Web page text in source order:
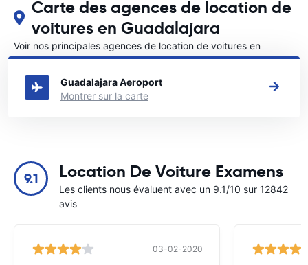
Carte des agences de location de
voitures en Guadalajara
Voir nos principales agences de location de voitures en
Guadalajara
Guadalajara Aeroport
Montrer sur la carte
9.1 Location De Voiture Examens
Les clients nous évaluent avec un 9.1/10 sur 12842
avis
03-02-2020